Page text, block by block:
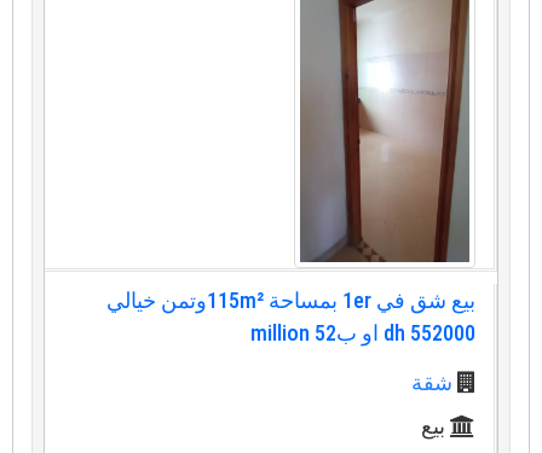
بيع شق في 1er بمساحة 115m²وتمن خيالي
552000 dh او ب52 million
شقة
بيع